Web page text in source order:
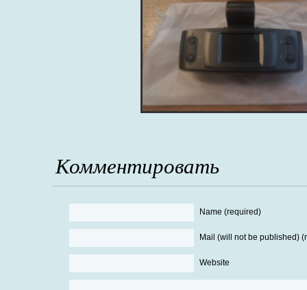
Комментировать
Name (required)
Mail (will not be published)
Website